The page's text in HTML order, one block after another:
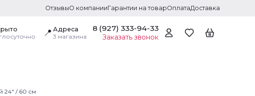
ОтзывыО компанииГарантии на товарОплатаДоставка
📍 Адреса
3 магазина
8 (927) 333-94-33
Заказать звонок
24" / 60 см